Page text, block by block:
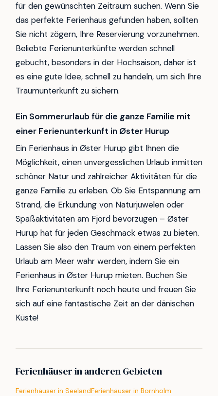
für den gewünschten Zeitraum suchen. Wenn Sie
das perfekte Ferienhaus gefunden haben, sollten
Sie nicht zögern, Ihre Reservierung vorzunehmen.
Beliebte Ferienunterkünfte werden schnell
gebucht, besonders in der Hochsaison, daher ist
es eine gute Idee, schnell zu handeln, um sich Ihre
Traumunterkunft zu sichern.
Ein Sommerurlaub für die ganze Familie mit
einer Ferienunterkunft in Øster Hurup
Ein Ferienhaus in Øster Hurup gibt Ihnen die
Möglichkeit, einen unvergesslichen Urlaub inmitten
schöner Natur und zahlreicher Aktivitäten für die
ganze Familie zu erleben. Ob Sie Entspannung am
Strand, die Erkundung von Naturjuwelen oder
Spaßaktivitäten am Fjord bevorzugen – Øster
Hurup hat für jeden Geschmack etwas zu bieten.
Lassen Sie also den Traum von einem perfekten
Urlaub am Meer wahr werden, indem Sie ein
Ferienhaus in Øster Hurup mieten. Buchen Sie
Ihre Ferienunterkunft noch heute und freuen Sie
sich auf eine fantastische Zeit an der dänischen
Küste!
Ferienhäuser in anderen Gebieten
Ferienhäuser in SeelandFerienhäuser in Bornholm